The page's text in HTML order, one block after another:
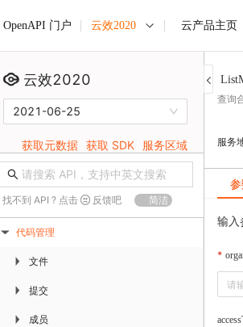
OpenAPI 门户 云效2020 云产品主页
云效2020
2021-06-25
获取元数据 获取 SDK 服务区域
找不到 API ? 点击 反馈吧 简洁
▶ 代码管理
▶ 文件
▶ 提交
▶ 成员
查询
服务
输入